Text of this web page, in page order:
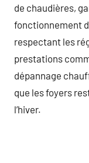
de chaudières,
fonctionnement
respectant les
prestations
dépannage
que les foyers
l’hiver.